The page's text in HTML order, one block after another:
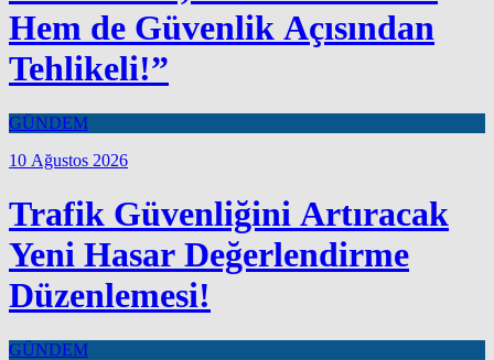
Hem de Güvenlik Açısından
Tehlikeli!”
GÜNDEM
10 Ağustos 2026
Trafik Güvenliğini Artıracak
Yeni Hasar Değerlendirme
Düzenlemesi!
GÜNDEM